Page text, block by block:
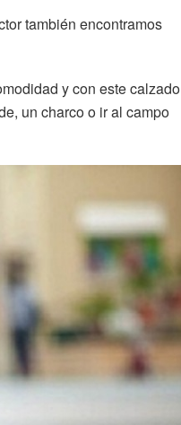
también encontramos
y con este calzado
un charco o ir al campo